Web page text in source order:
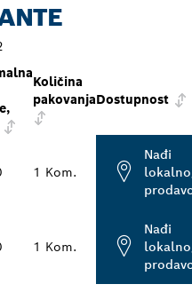
Količina
pakovanjaDostupnost
1 Kom.
Nađi
1 Kom.
Nađi